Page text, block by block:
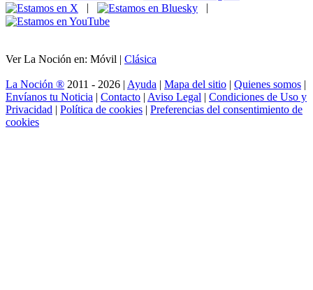
|
|
Ver La Noción en: Móvil | Clásica
La Noción ® 2011 - 2026 | Ayuda | Mapa del sitio | Quienes somos |
Envíanos tu Noticia | Contacto | Aviso Legal | Condiciones de Uso y
Privacidad | Política de cookies | Preferencias del consentimiento de
cookies